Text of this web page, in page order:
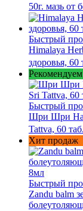
50г. мазь от
Быстрый
Himalaya
здоровья, 60
Рекомендуем
Быстрый
Шри Шри
Tattva, 60
Хит продаж
Быстрый
Zandu balm